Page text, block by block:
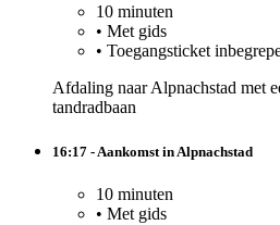
10 minuten
• Met gids
• Toegangsticket
Afdaling naar Alpnachstad met
tandradbaan
16:17 - Aankomst in Alpnachstad
10 minuten
• Met gids